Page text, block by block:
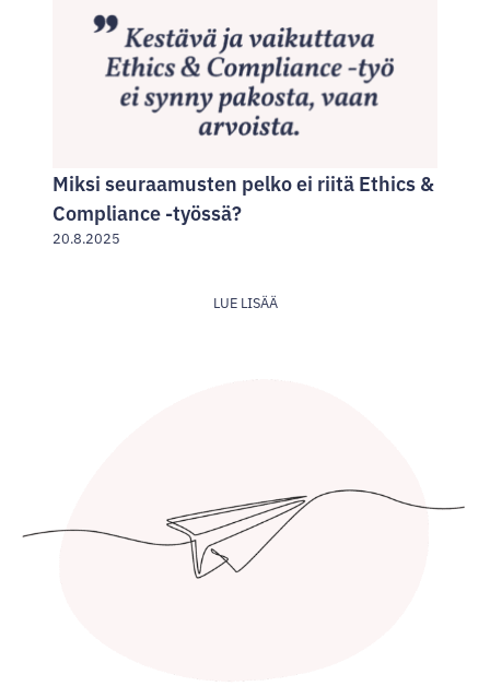
Miksi seuraamusten pelko ei riitä Ethics &
Compliance -työssä?
20.8.2025
LUE LISÄÄ